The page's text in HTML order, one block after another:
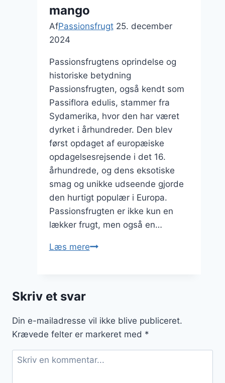
mango
AfPassionsfrugt 25. december
2024
Passionsfrugtens oprindelse og
historiske betydning
Passionsfrugten, også kendt som
Passiflora edulis, stammer fra
Sydamerika, hvor den har været
dyrket i århundreder. Den blev
først opdaget af europæiske
opdagelsesrejsende i det 16.
århundrede, og dens eksotiske
smag og unikke udseende gjorde
den hurtigt populær i Europa.
Passionsfrugten er ikke kun en
lækker frugt, men også en…
Læs mereOpskrifter
Skriv et svar
Din e-mailadresse vil ikke blive publiceret.
Krævede felter er markeret med *